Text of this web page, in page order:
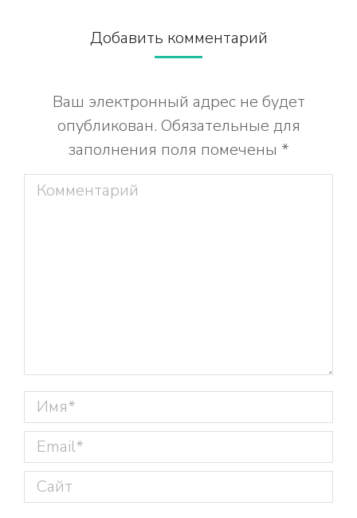
Добавить комментарий
Ваш электронный адрес не будет
опубликован. Обязательные для
заполнения поля помечены *
Комментарий
Имя *
Email *
Сайт